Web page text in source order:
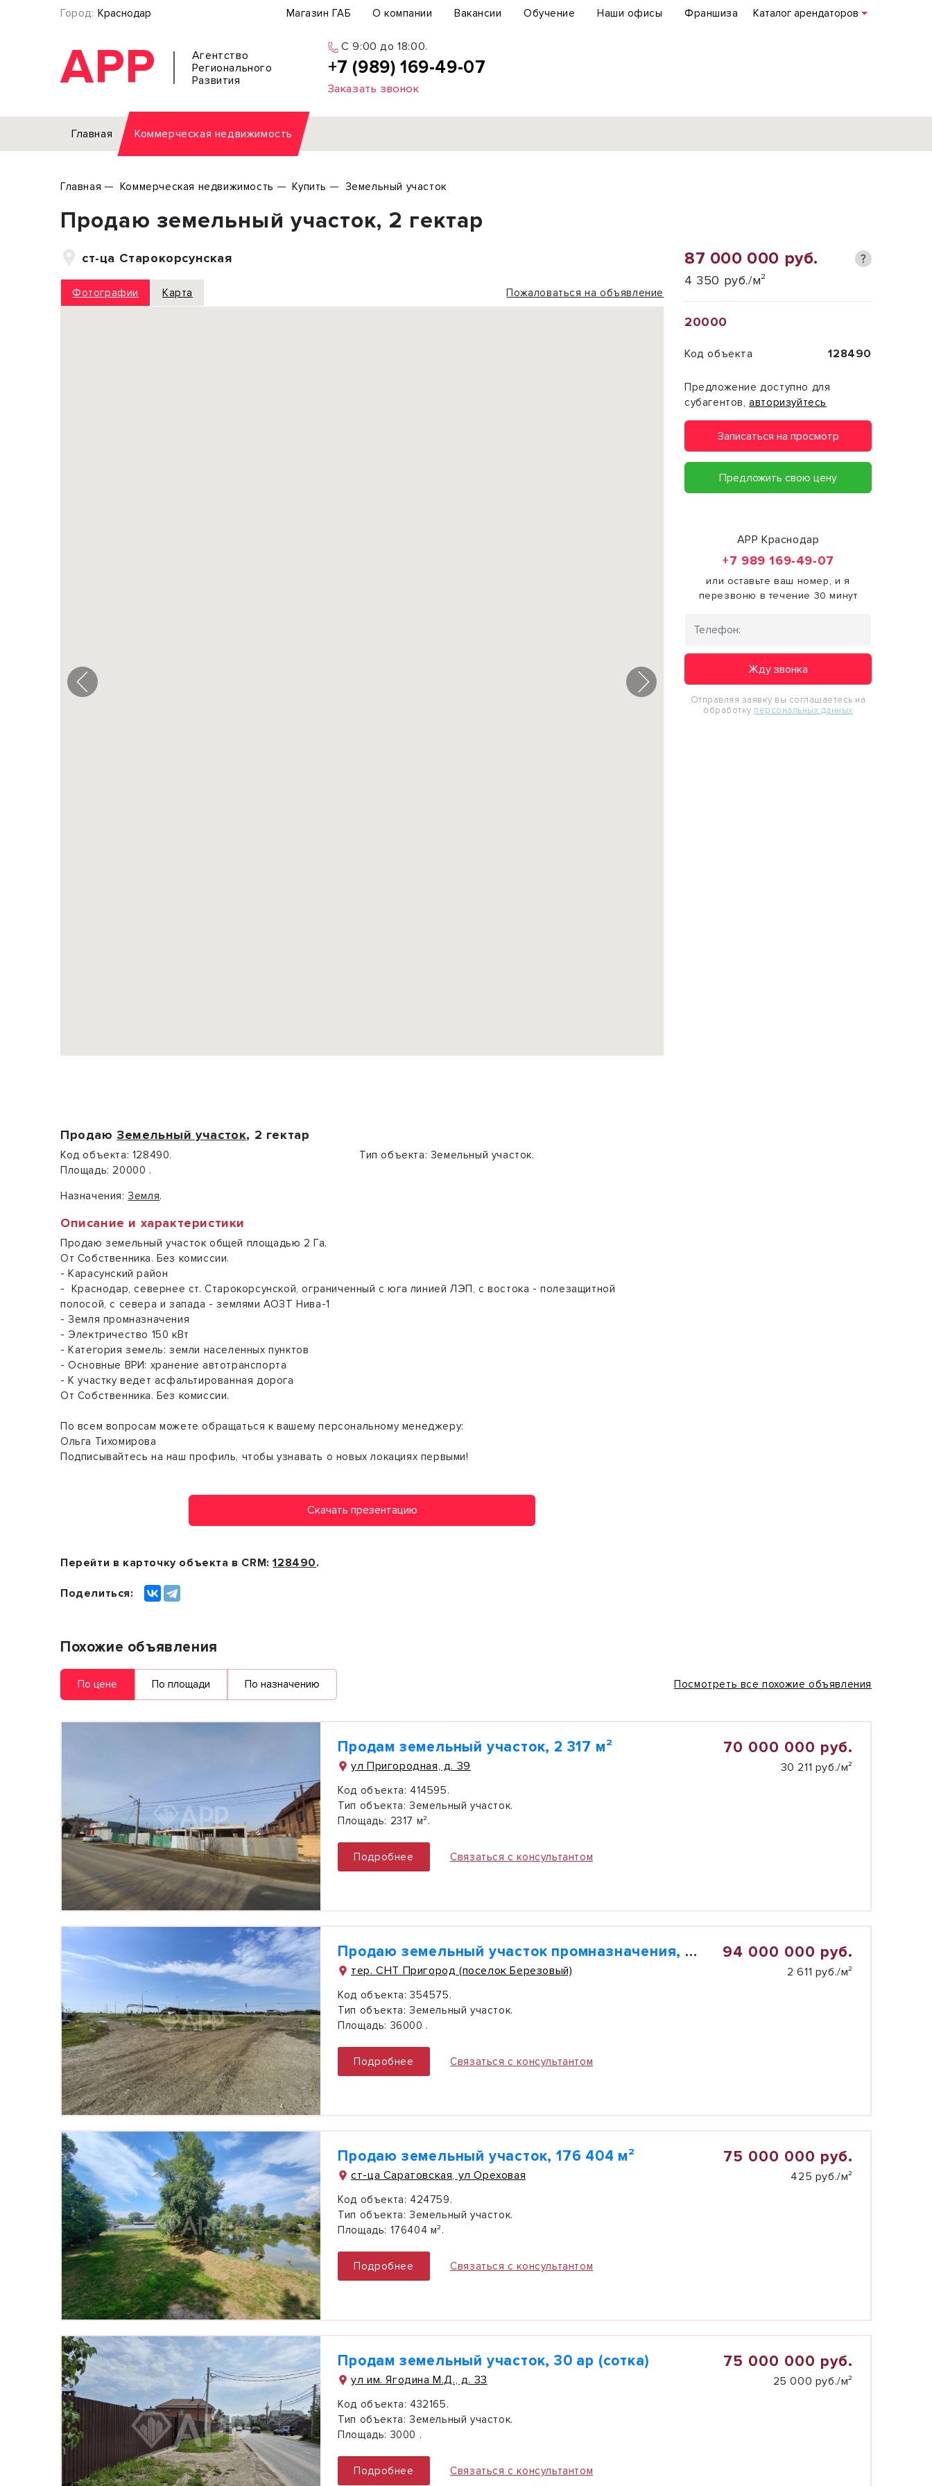
Город: Краснодар Магазин ГАБ О компании Вакансии Обучение Наши офисы Франшиза Каталог арендаторов
АРР
Агентство
Регионального
Развития
C 9:00 до 18:00.
+7 (989) 169-49-07
Заказать звонок
Главная Коммерческая недвижимость
Торговое помещение
Склад
Производство
Земельный участок
Отдельное здание
Торговое помещение
Подробнее
Главная Коммерческая недвижимость Купить Земельный участок
Продаю земельный участок, 2 гектар
ст-ца Старокорсунская
Фотографии Карта Пожаловаться на объявление
Продаю Земельный участок, 2 гектар
Код объекта: 128490. Тип объекта: Земельный участок.
Площадь: 20000 .
Назначения: Земля.
Описание и характеристики
Продаю земельный участок общей площадью 2 Га.
От Собственника. Без комиссии.
- Карасунский район
- Краснодар, севернее ст. Старокорсунской, ограниченный с юга линией ЛЭП, с востока - полезащитной
полосой, с севера и запада - землями АОЗТ Нива-1
- Земля промназначения
- Электричество 150 кВт
- Категория земель: земли населенных пунктов
- Основные ВРИ: хранение автотранспорта
- K участку ведет асфальтированная дорога
От Собственника. Без комиссии.
По всем вопросам можете обращаться к вашему персональному менеджеру:
Ольга Тихомирова
Подписывайтесь на наш профиль, чтобы узнавать о новых локациях первыми!
Скачать презентацию
Перейти в карточку объекта в CRM:128490.
Поделиться:
87 000 000 руб. ?
4 350 руб./м²
20000
Код объекта 128490
Предложение доступно для
субагентов,авторизуйтесь
Записаться на просмотр
Предложить свою цену
АРР Краснодар
+7 989 169-49-07
или оставьте ваш номер, и я
перезвоню в течение 30 минут
Жду звонка
Отправляя заявку вы соглашаетесь на
обработку персональных данных
Похожие объявления
По цене По площади По назначению Посмотреть все похожие объявления
Продам земельный участок, 2 317 м²
ул Пригородная, д. 39
70 000 000 руб.
30 211 руб./м²
Код объекта: 414595.
Тип объекта: Земельный участок.
Площадь: 2317 м².
Подробнее Связаться с консультантом
Продаю земельный участок промназначения, 3,6 гектар
тер. СНТ Пригород (поселок Березовый)
94 000 000 руб.
2 611 руб./м²
Код объекта: 354575.
Тип объекта: Земельный участок.
Площадь: 36000 .
Подробнее Связаться с консультантом
Продаю земельный участок, 176 404 м²
ст-ца Саратовская, ул Ореховая
75 000 000 руб.
425 руб./м²
Код объекта: 424759.
Тип объекта: Земельный участок.
Площадь: 176404 м².
Подробнее Связаться с консультантом
Продам земельный участок, 30 ар (сотка)
ул им. Ягодина М.Д., д. 33
75 000 000 руб.
25 000 руб./м²
Код объекта: 432165.
Тип объекта: Земельный участок.
Площадь: 3000 .
Подробнее Связаться с консультантом